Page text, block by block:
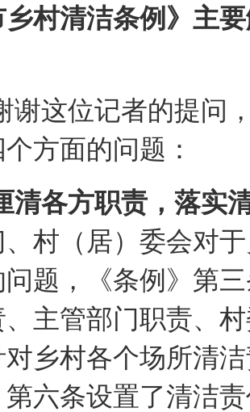
乡村清洁条例》主
谢这位记者的提问
方面的问题：
清各方职责，落实
村（居）委会对
问题，《条例》第
主管部门职责、
乡村各个场所清
第六条设置了清洁